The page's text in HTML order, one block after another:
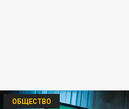
ОБЩЕСТВО